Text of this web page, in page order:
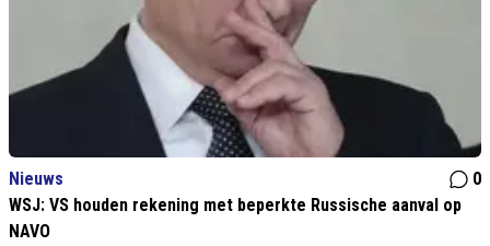
Nieuws
0
WSJ: VS houden rekening met beperkte Russische aanval op
NAVO